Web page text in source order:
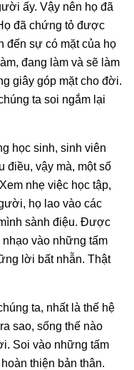
ấy. Vậy nên họ đã
đã chứng tỏ được
đến sự có mặt của họ
đang làm và sẽ làm
giây góp mặt cho đời.
ta soi ngắm lại
học sinh, sinh viên
điều, vậy mà, một số
nhẹ việc học tập,
họ lao vào các
sành điệu. Được
vào những tấm
lời bất nhẫn. Thật
ta, nhất là thế hệ
sao, sống thế nào
Soi vào những tấm
thiện bản thân.